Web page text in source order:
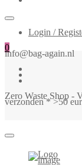
Login /
0
info@bag-again.nl
Zero Waste Shop -
verzonden * >50